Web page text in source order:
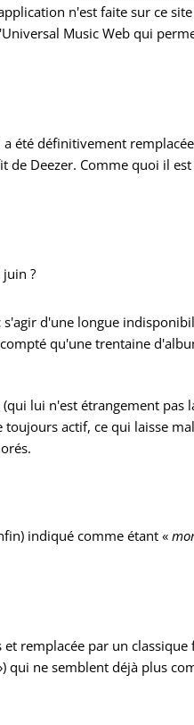
n'est faite sur ce
Music Web qui
été définitivement
de Deezer. Comme quoi il
?
d'une longue
qu'une trentaine
lui n'est étrangement pas
toujours actif, ce qui laisse
indiqué comme étant «
et remplacée par un
qui ne semblent déjà plus